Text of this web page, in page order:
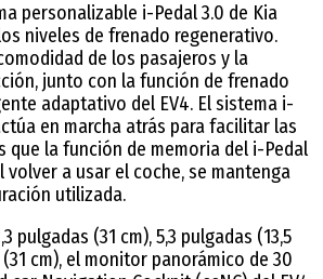
personalizable i-Pedal 3.0 de Kia
niveles de frenado regenerativo.
de los pasajeros y la
junto con la función de frenado
adaptativo del EV4. El sistema i-
en marcha atrás para facilitar las
que la función de memoria del i-Pedal
volver a usar el coche, se mantenga
utilizada.
pulgadas (31 cm), 5,3 pulgadas (13,5
(31 cm), el monitor panorámico de 30